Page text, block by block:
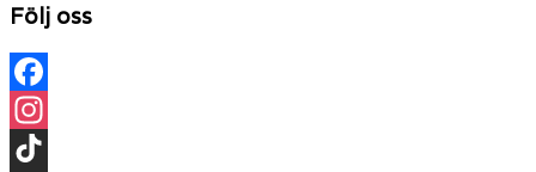
Följ oss
Facebook
Instagram